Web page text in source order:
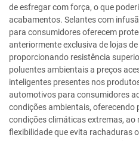
de esfregar com força, o que
acabamentos. Selantes com
para consumidores oferecem
anteriormente exclusiva de lojas
proporcionando resistência
poluentes ambientais a preços
inteligentes presentes nos
automotivos para consumidores
condições ambientais,
condições climáticas extremas,
flexibilidade que evita rachaduras